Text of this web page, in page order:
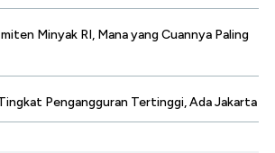
Minyak RI, Mana yang Cuannya Paling
Pengangguran Tertinggi, Ada Jakarta